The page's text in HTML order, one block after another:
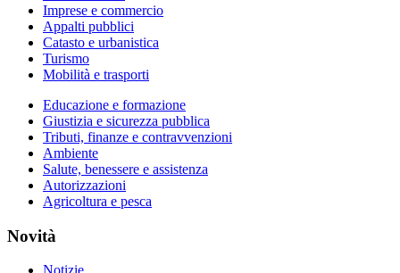
Imprese e commercio
Appalti pubblici
Catasto e urbanistica
Turismo
Mobilità e trasporti
Educazione e formazione
Giustizia e sicurezza pubblica
Tributi, finanze e contravvenzioni
Ambiente
Salute, benessere e assistenza
Autorizzazioni
Agricoltura e pesca
Novità